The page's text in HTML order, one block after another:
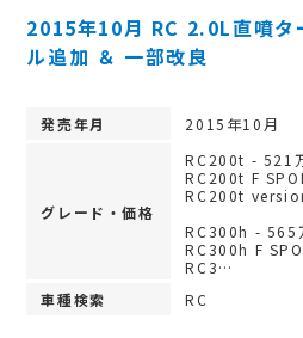
2015年10月 RC 2.0L直噴タ
ル追加 ＆ 一部改良
発売年月 2015年10月
グレード・価格
RC200t - 521
RC200t F
RC200t
RC300h - 565
RC300h F
RC3…
車種検索
RC